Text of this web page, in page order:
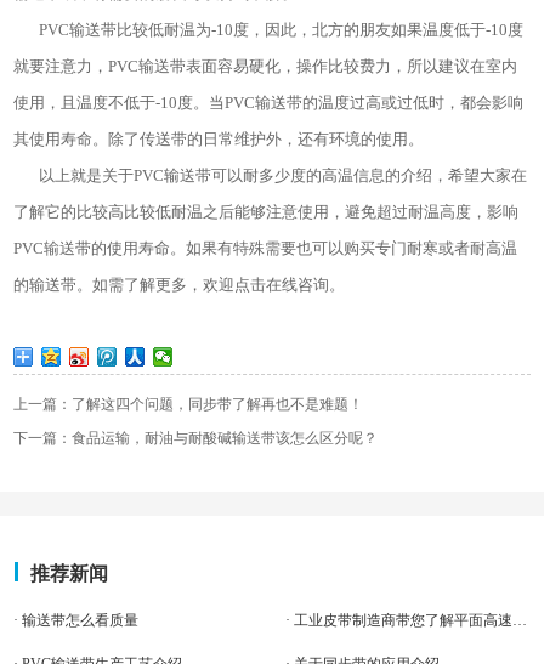
PVC输送带比较低耐温为-10度，因此，北方的朋友如果温度低于-10度
就要注意力，PVC输送带表面容易硬化，操作比较费力，所以建议在室内
使用，且温度不低于-10度。当PVC输送带的温度过高或过低时，都会影响
其使用寿命。除了传送带的日常维护外，还有环境的使用。
以上就是关于PVC输送带可以耐多少度的高温信息的介绍，希望大家在
了解它的比较高比较低耐温之后能够注意使用，避免超过耐温高度，影响
PVC输送带的使用寿命。如果有特殊需要也可以购买专门耐寒或者耐高温
的输送带。如需了解更多，欢迎点击在线咨询。
上一篇：了解这四个问题，同步带了解再也不是难题！
下一篇：食品运输，耐油与耐酸碱输送带该怎么区分呢？
推荐新闻
· 输送带怎么看质量 · 工业皮带制造商带您了解平面高速传动皮带的特点